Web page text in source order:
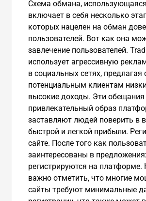
Схема обмана,
включает в себя несколько
которых нацелен на обман
пользователей. Вот как она
завлечение пользователей.
использует агрессивную
в социальных сетях, предлагая
потенциальным клиентам
высокие доходы. Эти
привлекательный образ
заставляют людей поверить в
быстрой и легкой прибыли.
сайте. После того как
заинтересованы в
регистрируются на платформе.
важно отметить, что многие
сайты требуют минимальные